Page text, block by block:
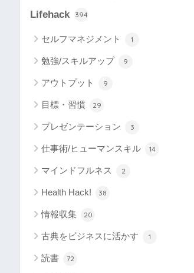
Lifehack 394
セルフマネジメント 1
勉強/スキルアップ 9
アウトプット 9
目標・習慣 29
プレゼンテーション 3
仕事術/ヒューマンスキル 14
マインドフルネス 2
Health Hack! 38
情報収集 20
古典をビジネスに活かす 1
読書 72